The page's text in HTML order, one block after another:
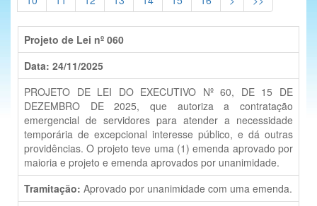
Projeto de Lei nº 060
Data: 24/11/2025
PROJETO DE LEI DO EXECUTIVO Nº 60, DE 15 DE
DEZEMBRO DE 2025, que autoriza a contratação
emergencial de servidores para atender a necessidade
temporária de excepcional interesse público, e dá outras
providências. O projeto teve uma (1) emenda aprovado por
maioria e projeto e emenda aprovados por unanimidade.
Tramitação: Aprovado por unanimidade com uma emenda.